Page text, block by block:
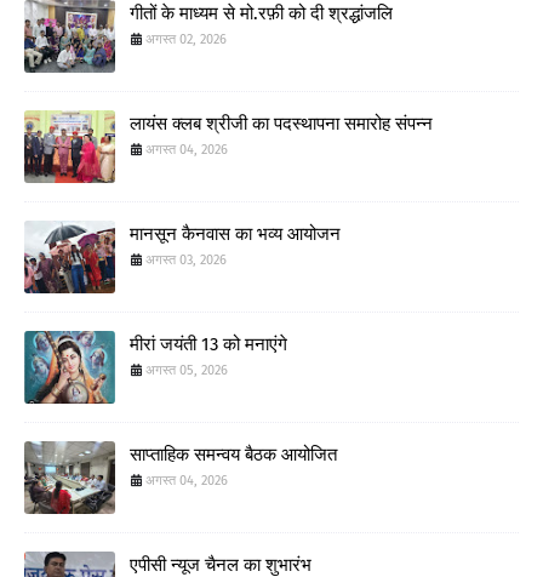
गीतों के माध्यम से मो.रफ़ी को दी श्रद्धांजलि
अगस्त 02, 2026
लायंस क्लब श्रीजी का पदस्थापना समारोह संपन्न
अगस्त 04, 2026
मानसून कैनवास का भव्य आयोजन
अगस्त 03, 2026
मीरां जयंती 13 को मनाएंगे
अगस्त 05, 2026
साप्ताहिक समन्वय बैठक आयोजित
अगस्त 04, 2026
एपीसी न्यूज चैनल का शुभारंभ